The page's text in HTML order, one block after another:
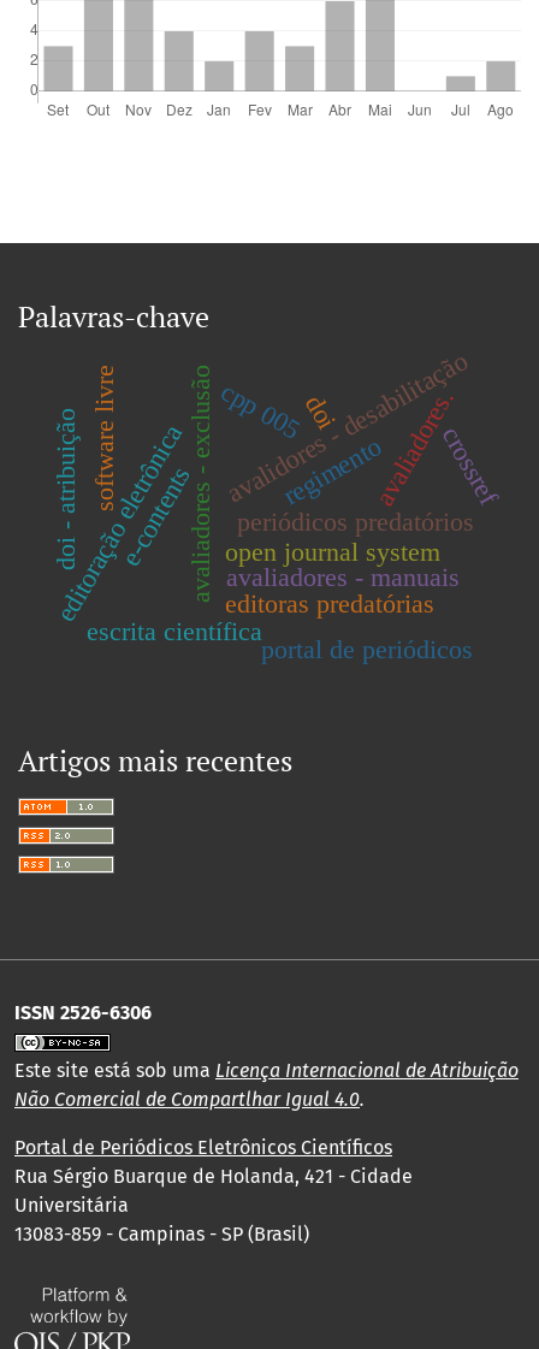
Palavras-chave
avalidores - desabilitação
avaliadores - exclusão avaliadores - manuais
escrita científica
editoração eletrônica
software livre
open journal system
avaliadores.
periódicos predatórios
editoras predatórias
doi - atribuição e-contents regimento
portal de periódicos
cpp 005doi
crossref
Artigos mais recentes
ISSN 2526-6306
Este site está sob uma Licença Internacional de Atribuição
Não Comercial de Compartlhar Igual 4.0.
Portal de Periódicos Eletrônicos Científicos
Rua Sérgio Buarque de Holanda, 421 - Cidade
Universitária
13083-859 - Campinas - SP (Brasil)